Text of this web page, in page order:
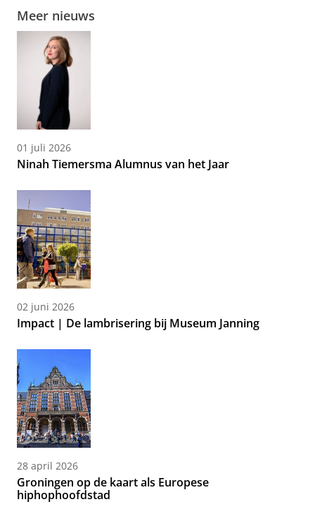
Meer nieuws
01 juli 2026
Ninah Tiemersma Alumnus van het Jaar
02 juni 2026
Impact | De lambrisering bij Museum Janning
28 april 2026
Groningen op de kaart als Europese
hiphophoofdstad